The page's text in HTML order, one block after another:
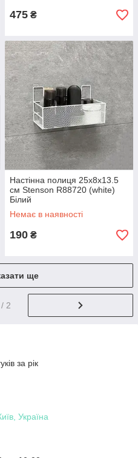
475 ₴
Настінна полиця 25х8х13.5
см Stenson R88720 (white)
Білий
Немає в наявності
190 ₴
ще
/ 2
за рік
Україна